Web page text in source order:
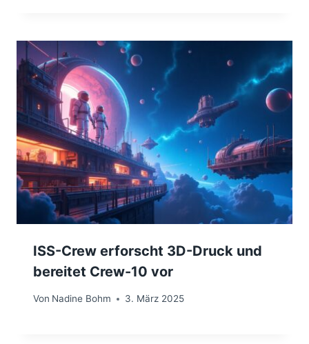
ISS-Crew erforscht 3D-Druck und
bereitet Crew-10 vor
Von Nadine Bohm 3. März 2025